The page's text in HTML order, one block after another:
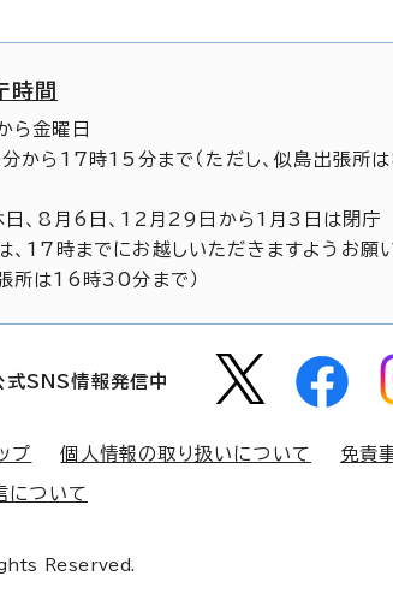
時間
ら金曜日
から17時15分まで（ただし、似島出張所
日、8月6日、12月29日から1月3日は閉庁
、17時までにお越しいただきますようお願い
所は16時30分まで）
式SNS情報発信中
プ 個人情報の取り扱いについて 免責
について
Reserved.